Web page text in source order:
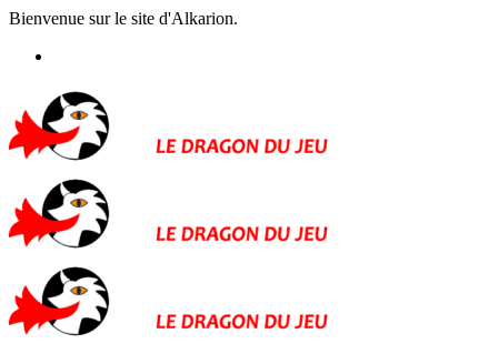
Bienvenue sur le site d'Alkarion.